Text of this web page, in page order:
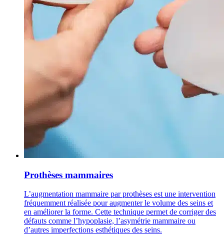
Prothèses mammaires
L’augmentation mammaire par prothèses est une intervention
fréquemment réalisée pour augmenter le volume des seins et
en améliorer la forme. Cette technique permet de corriger des
défauts comme l’hypoplasie, l’asymétrie mammaire ou
d’autres imperfections esthétiques des seins.